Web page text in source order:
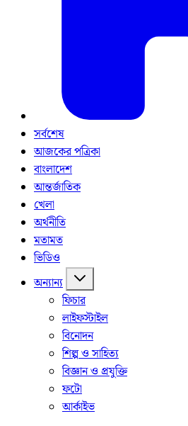
সর্বশেষ
আজকের পত্রিকা
বাংলাদেশ
আন্তর্জাতিক
খেলা
অর্থনীতি
মতামত
ভিডিও
অন্যান্য
ফিচার
লাইফস্টাইল
বিনোদন
শিল্প ও সাহিত্য
বিজ্ঞান ও প্রযুক্তি
ফটো
আর্কাইভ